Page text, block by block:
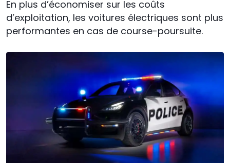
En plus d’économiser sur les coûts
d’exploitation, les voitures électriques sont plus
performantes en cas de course-poursuite.